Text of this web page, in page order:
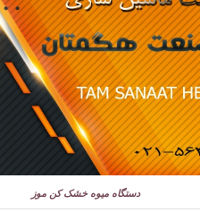
دستگاه میوه خشک کن موز